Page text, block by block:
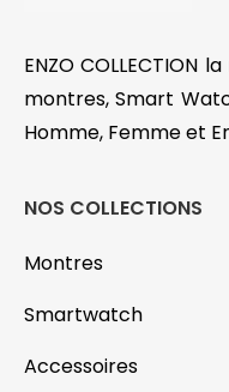
ENZO COLLECTION
montres, Smart
Homme, Femme et
NOS COLLECTIONS
Montres
Smartwatch
Accessoires